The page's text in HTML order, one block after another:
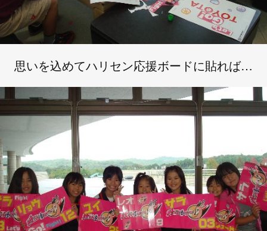
思いを込めてハリセン応援ボードに貼れば…